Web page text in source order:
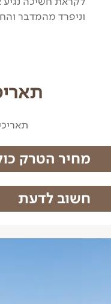
וניפרד מהמדבר
מחיר הטרק
מחיר הטרק
חשוב לדעת